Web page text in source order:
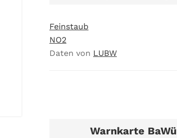
Feinstaub
NO2
Daten von LUBW
Warnkarte BaWü